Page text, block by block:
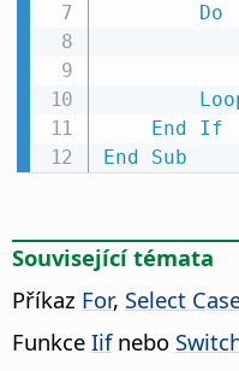
Do
End
If
End
Sub
Související témata
Příkaz For, Select
Funkce Iifnebo